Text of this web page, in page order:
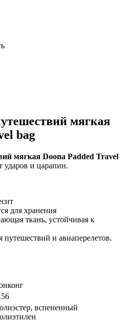
мягкая
bag
мягкая Doona Padded Travel
ударов и царапин.
для хранения
ткань, устойчивая к
путешествий и авиаперелетов.
вспененный